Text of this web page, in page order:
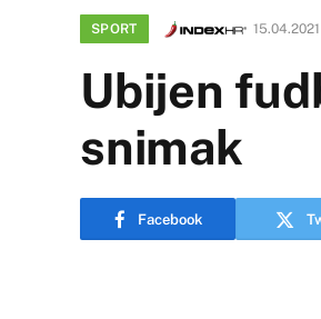
SPORT 15.04.2021
Ubijen
snimak
Facebook